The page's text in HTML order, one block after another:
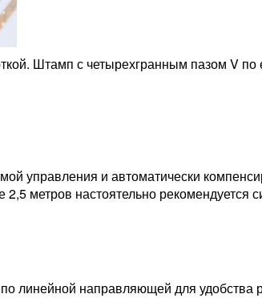
Штамп с четырехгранным пазом V
управления и автоматически
метров настоятельно рекомендуется
линейной направляющей для удобства